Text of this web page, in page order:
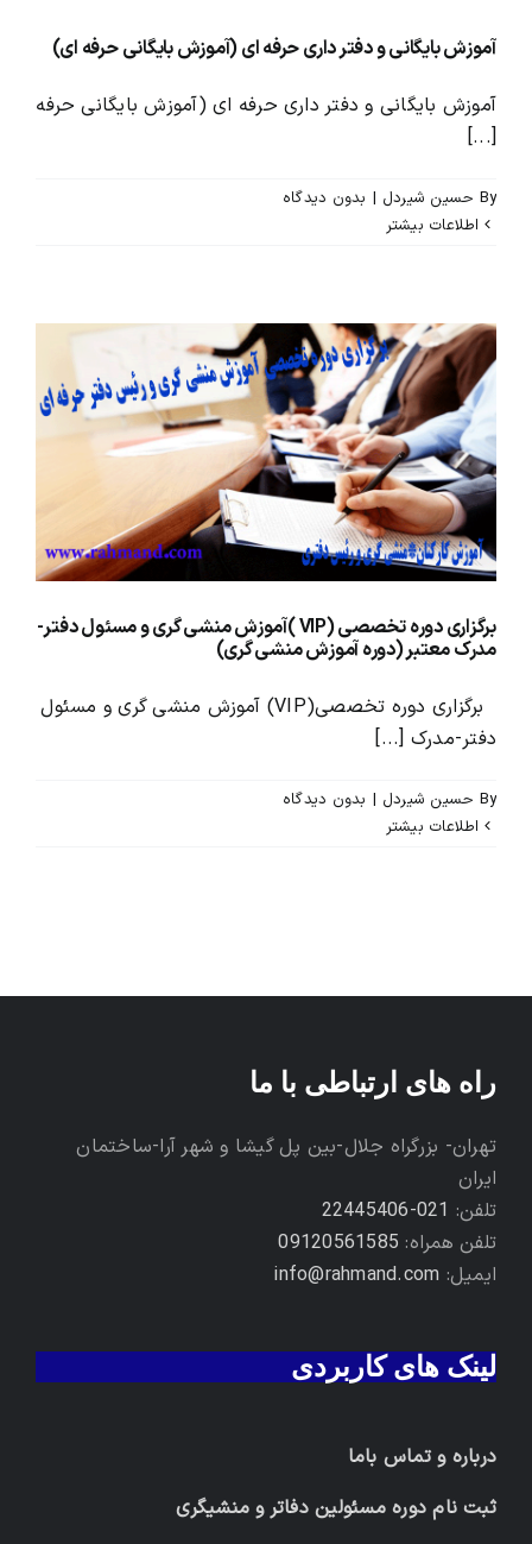
آموزش بایگانی و دفتر داری حرفه ای (آموزش بایگانی حرفه ای)
آموزش بایگانی و دفتر داری حرفه ای (آموزش بایگانی حرفه
[...]
By حسین شیردل | بدون ديدگاه
اطلاعات بیشتر
برگزاری دوره تخصصی (VIP )آموزش منشی گری و مسئول دفتر-
مدرک معتبر (دوره آموزش منشی گری)
برگزاری دوره تخصصی(VIP) آموزش منشی گری و مسئول
دفتر-مدرک [...]
By حسین شیردل | بدون ديدگاه
اطلاعات بیشتر
راه های ارتباطی با ما
تهران- بزرگراه جلال-بین پل گیشا و شهر آرا-ساختمان
ایران
تلفن: 021-22445406
تلفن همراه: 09120561585
ایمیل: info@rahmand.com
لینک های کاربردی
درباره و تماس باما
ثبت نام دوره مسئولین دفاتر و منشیگری